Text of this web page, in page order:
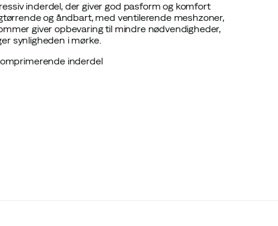
inderdel, der giver god pasform og komfort
og åndbart, med ventilerende meshzoner,
giver opbevaring til mindre nødvendigheder,
synligheden i mørke.
inderdel